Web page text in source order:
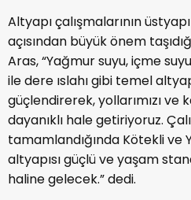
Altyapı çalışmalarının
açısından büyük önem
Aras, “Yağmur suyu, içme
ile dere ıslahı gibi temel
güçlendirerek, yollarımızı ve
dayanıklı hale getiriyoruz.
tamamlandığında Kötekli ve
altyapısı güçlü ve yaşam
haline gelecek.” dedi.